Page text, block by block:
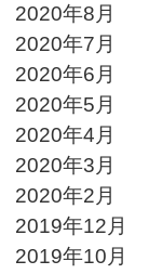
2020年8月
2020年7月
2020年6月
2020年5月
2020年4月
2020年3月
2020年2月
2019年12月
2019年10月